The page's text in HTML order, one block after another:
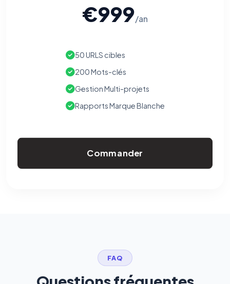
€999/an
50 URLS cibles
200 Mots-clés
Gestion Multi-projets
Rapports Marque Blanche
Commander
FAQ